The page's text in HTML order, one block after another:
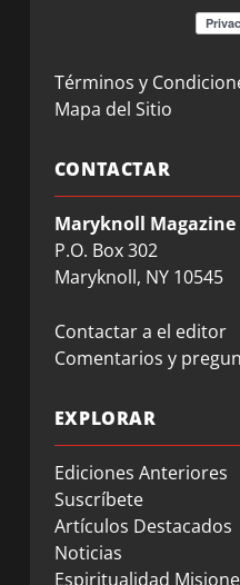
Términos y
Mapa del Sitio
CONTACTAR
Maryknoll Magazine
P.O. Box 302
Maryknoll, NY 10545
Contactar a el editor
Comentarios y
EXPLORAR
Ediciones Anteriores
Suscríbete
Artículos Destacados
Noticias
Espiritualidad